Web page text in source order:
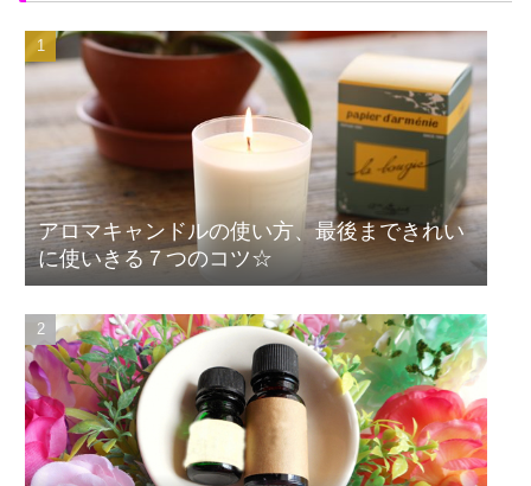
アロマキャンドルの使い方、最後まできれい
に使いきる７つのコツ☆